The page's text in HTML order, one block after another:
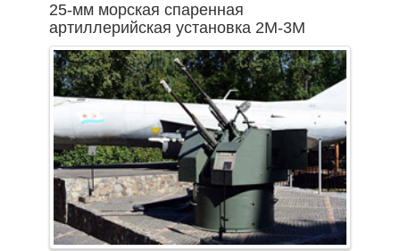
25-мм морская спаренная
артиллерийская установка 2М-3М